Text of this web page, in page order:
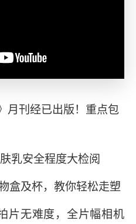
月刊经已出版！重点包
乳安全程度大检阅
盒及杯，教你轻松走塑
片无难度，全片幅相机